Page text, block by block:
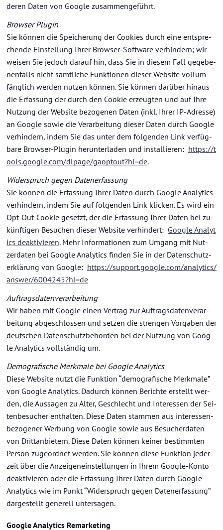
de­ren Daten von Goog­le zu­sam­men­ge­führt.
Brow­ser Plugin
Sie kön­nen die Spei­che­rung der Coo­kies durch eine ent­spre­
chen­de Ein­stel­lung Ihrer Browser-​Software ver­hin­dern; wir
wei­sen Sie je­doch dar­auf hin, dass Sie in die­sem Fall ge­ge­be­
nen­falls nicht sämt­li­che Funk­tio­nen die­ser Web­site voll­um­
fäng­lich wer­den nut­zen kön­nen. Sie kön­nen dar­über hin­aus
die Er­fas­sung der durch den Coo­kie er­zeug­ten und auf Ihre
Nut­zung der Web­site be­zo­ge­nen Daten (inkl. Ihrer IP-​Adresse)
an Goog­le sowie die Ver­ar­bei­tung die­ser Daten durch Goog­le
ver­hin­dern, indem Sie das unter dem fol­gen­den Link ver­füg­
ba­re Browser-​Plugin her­un­ter­la­den und in­stal­lie­ren: https://t
ools.goog­le.com/dl­page/ga­op­tout?hl=de.
Wi­der­spruch gegen Da­ten­er­fas­sung
Sie kön­nen die Er­fas­sung Ihrer Daten durch Goog­le Ana­ly­tics
ver­hin­dern, indem Sie auf fol­gen­den Link kli­cken. Es wird ein
Opt-​Out-Cookie ge­setzt, der die Er­fas­sung Ihrer Daten bei zu­
künf­ti­gen Be­su­chen die­ser Web­site ver­hin­dert: Goog­le Ana­ly­t
ics de­ak­ti­vie­ren. Mehr In­for­ma­tio­nen zum Um­gang mit Nut­
zer­da­ten bei Goog­le Ana­ly­tics fin­den Sie in der Da­ten­schutz­
er­klä­rung von Goog­le: https://sup­port.goog­le.com/ana­ly­tics/
ans­wer/6004245?hl=de
Auf­trags­da­ten­ver­ar­bei­tung
Wir haben mit Goog­le einen Ver­trag zur Auf­trags­da­ten­ver­ar­
bei­tung ab­ge­schlos­sen und set­zen die stren­gen Vor­ga­ben der
deut­schen Da­ten­schutz­be­hör­den bei der Nut­zung von Goog­
le Ana­ly­tics voll­stän­dig um.
De­mo­gra­fi­sche Merk­ma­le bei Goog­le Ana­ly­tics
Diese Web­site nutzt die Funk­ti­on “de­mo­gra­fi­sche Merk­ma­le”
von Goog­le Ana­ly­tics. Da­durch kön­nen Be­rich­te er­stellt wer­
den, die Aus­sa­gen zu Alter, Ge­schlecht und In­ter­es­sen der Sei­
ten­be­su­cher ent­hal­ten. Diese Daten stam­men aus in­ter­es­sen­
be­zo­ge­ner Wer­bung von Goog­le sowie aus Be­su­cher­da­ten
von Dritt­an­bie­tern. Diese Daten kön­nen kei­ner be­stimm­ten
Per­son zu­ge­ord­net wer­den. Sie kön­nen diese Funk­ti­on je­der­
zeit über die An­zei­gen­ein­stel­lun­gen in Ihrem Google-​Konto
de­ak­ti­vie­ren oder die Er­fas­sung Ihrer Daten durch Goog­le
Ana­ly­tics wie im Punkt “Wi­der­spruch gegen Da­ten­er­fas­sung”
dar­ge­stellt ge­ne­rell un­ter­sa­gen.
Goog­le Ana­ly­tics Re­mar­ke­ting